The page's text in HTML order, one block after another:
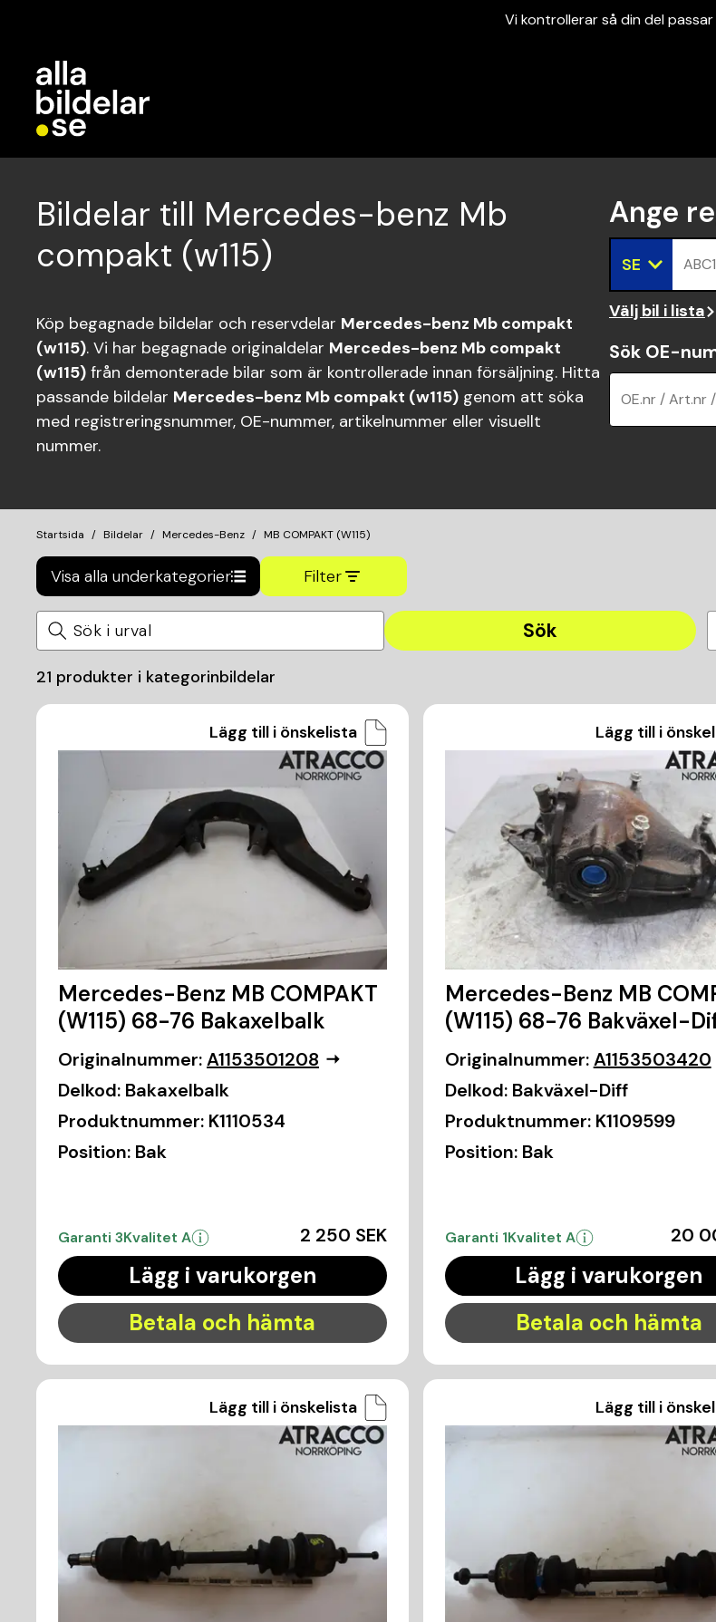
Vi kontrollerar så din del passar
Bildelar till Mercedes-benz Mb
compakt (w115)
Köp begagnade bildelar och reservdelar Mercedes-benz Mb compakt
(w115). Vi har begagnade originaldelar Mercedes-benz Mb compakt
(w115) från demonterade bilar som är kontrollerade innan försäljning. Hitta
passande bildelar Mercedes-benz Mb compakt (w115) genom att söka
med registreringsnummer, OE-nummer, artikelnummer eller visuellt
nummer.
Ange
SE
Välj bil i lista
Sök OE-
OE.nr / Art.nr
Startsida Bildelar Mercedes-Benz MB COMPAKT (W115)
Visa alla underkategorier Filter
Sök
21 produkter i kategorinbildelar
Lägg till i önskelista
Mercedes-Benz MB COMPAKT
(W115) 68-76 Bakaxelbalk
Originalnummer:A1153501208
Delkod: Bakaxelbalk
Produktnummer: K1110534
Position: Bak
Garanti 3Kvalitet A 2 250 SEK
Lägg i varukorgen
Betala och hämta
Lägg till i
Mercedes-Benz MB
(W115) 68-76 Bakväxel-
Originalnummer: A1153503420
Delkod: Bakväxel-Diff
Produktnummer: K1109599
Position: Bak
Garanti 1Kvalitet A 20
Lägg i varukorgen
Betala och hämta
Lägg till i önskelista Lägg till i